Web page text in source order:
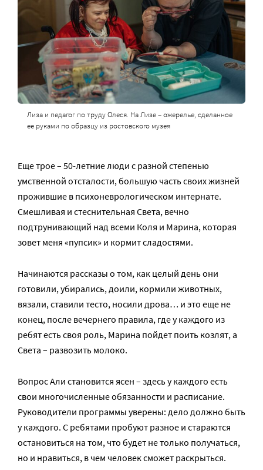
Лиза и педагог по труду Олеся. На Лизе – ожерелье, сделанное
ее руками по образцу из ростовского музея
Еще трое – 50-летние люди с разной степенью
умственной отсталости, большую часть своих жизней
прожившие в психоневрологическом интернате.
Смешливая и стеснительная Света, вечно
подтрунивающий над всеми Коля и Марина, которая
зовет меня «пупсик» и кормит сладостями.
Начинаются рассказы о том, как целый день они
готовили, убирались, доили, кормили животных,
вязали, ставили тесто, носили дрова… и это еще не
конец, после вечернего правила, где у каждого из
ребят есть своя роль, Марина пойдет поить козлят, а
Света – развозить молоко.
Вопрос Али становится ясен – здесь у каждого есть
свои многочисленные обязанности и расписание.
Руководители программы уверены: дело должно быть
у каждого. С ребятами пробуют разное и стараются
остановиться на том, что будет не только получаться,
но и нравиться, в чем человек сможет раскрыться.